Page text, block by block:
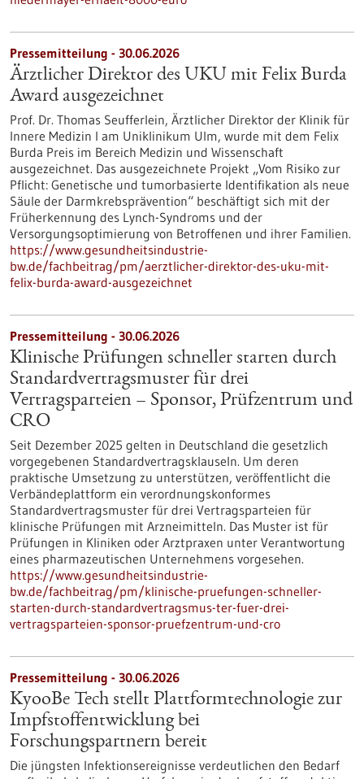
Pressemitteilung - 30.06.2026
Ärztlicher Direktor des UKU mit Felix Burda
Award ausgezeichnet
Prof. Dr. Thomas Seufferlein, Ärztlicher Direktor der Klinik für
Innere Medizin I am Uniklinikum Ulm, wurde mit dem Felix
Burda Preis im Bereich Medizin und Wissenschaft
ausgezeichnet. Das ausgezeichnete Projekt „Vom Risiko zur
Pflicht: Genetische und tumorbasierte Identifikation als neue
Säule der Darmkrebsprävention“ beschäftigt sich mit der
Früherkennung des Lynch-​Syndroms und der
Versorgungsoptimierung von Betroffenen und ihrer Familien.
https://www.gesundheitsindustrie-
bw.de/fachbeitrag/pm/aerztlicher-direktor-des-uku-mit-
felix-burda-award-ausgezeichnet
Pressemitteilung - 30.06.2026
Klinische Prüfungen schneller starten durch
Standardvertragsmuster für drei
Vertragsparteien – Sponsor, Prüfzentrum und
CRO
Seit Dezember 2025 gelten in Deutschland die gesetzlich
vorgegebenen Standardvertragsklauseln. Um deren
praktische Umsetzung zu unterstützen, veröffentlicht die
Verbändeplattform ein verordnungskonformes
Standardvertragsmuster für drei Vertragsparteien für
klinische Prüfungen mit Arzneimitteln. Das Muster ist für
Prüfungen in Kliniken oder Arztpraxen unter Verantwortung
eines pharmazeutischen Unternehmens vorgesehen.
https://www.gesundheitsindustrie-
bw.de/fachbeitrag/pm/klinische-pruefungen-schneller-
starten-durch-standardvertragsmus-ter-fuer-drei-
vertragsparteien-sponsor-pruefzentrum-und-cro
Pressemitteilung - 30.06.2026
KyooBe Tech stellt Plattformtechnologie zur
Impfstoffentwicklung bei
Forschungspartnern bereit
Die jüngsten Infektionsereignisse verdeutlichen den Bedarf